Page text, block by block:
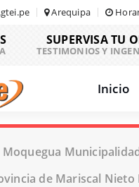
Arequipa
SUPERVISA TU
TESTIMONIOS Y
Inicio
de Mariscal